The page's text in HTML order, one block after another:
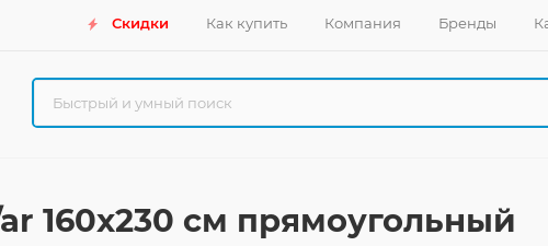
Скидки Как купить Компания Бренды
160x230 см прямоугольный